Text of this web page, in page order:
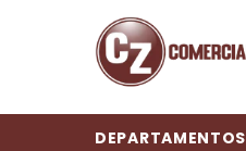
DEPARTAMENTOS